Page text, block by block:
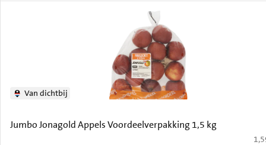
Jumbo Jonagold Appels Voordeelverpakking 1,5 kg
Van dichtbij
€